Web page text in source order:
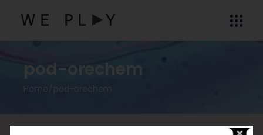
pod-orechem
Home pod-orechem